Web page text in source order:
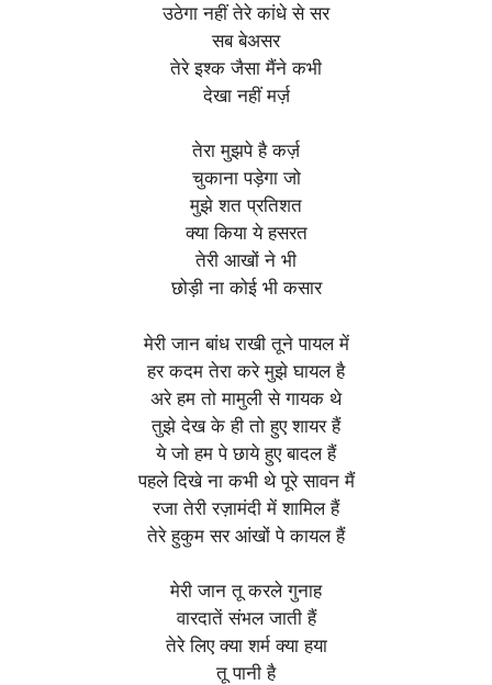
उठेगा नहीं तेरे कांधे से सर
सब बेअसर
तेरे इश्क जैसा मैंने कभी
देखा नहीं मर्ज़
तेरा मुझपे ​​है कर्ज़
चुकाना पड़ेगा जो
मुझे शत प्रतिशत
क्या किया ये हसरत
तेरी आखों ने भी
छोड़ी ना कोई भी कसार
मेरी जान बांध राखी तूने पायल में
हर कदम तेरा करे मुझे घायल है
अरे हम तो मामुली से गायक थे
तुझे देख के ही तो हुए शायर हैं
ये जो हम पे छाये हुए बादल हैं
पहले दिखे ना कभी थे पूरे सावन मैं
रजा तेरी रज़ामंदी में शामिल हैं
तेरे हुकुम सर आंखों पे कायल हैं
मेरी जान तू करले गुनाह
वारदातें संभल जाती हैं
तेरे लिए क्या शर्म क्या हया
तू पानी है